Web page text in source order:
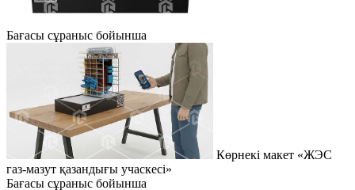
Бағасы сұраныс бойынша
Көрнекі макет «ЖЭС
газ-мазут қазандығы учаскесі»
Бағасы сұраныс бойынша